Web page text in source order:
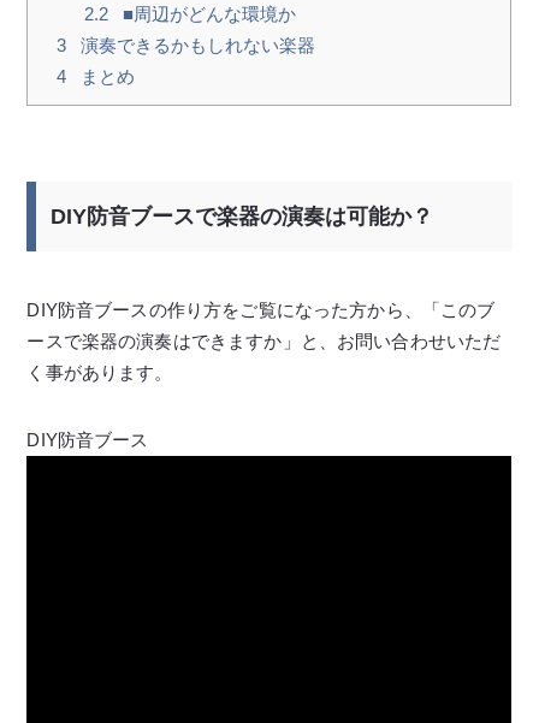
2.2
■周辺がどんな環境か
3
演奏できるかもしれない楽器
4
まとめ
DIY防音ブースで楽器の演奏は可能か？
DIY防音ブースの作り方をご覧になった方から、「このブ
ースで楽器の演奏はできますか」と、お問い合わせいただ
く事があります。
DIY防音ブース